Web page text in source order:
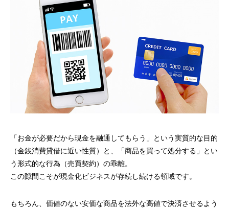
「お金が必要だから現金を融通してもらう」という実質的な目的
（金銭消費貸借に近い性質）と、「商品を買って処分する」とい
う形式的な行為（売買契約）の乖離。
この隙間こそが現金化ビジネスが存続し続ける領域です。
もちろん、価値のない安価な商品を法外な高値で決済させるよう